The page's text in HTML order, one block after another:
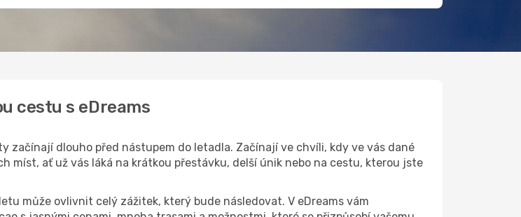
cestu s eDreams
začínají dlouho před nástupem do letadla. Začínají ve chvíli, kdy ve vás dané
míst, ať už vás láká na krátkou přestávku, delší únik nebo na cestu, kterou jste
může ovlivnit celý zážitek, který bude následovat. V eDreams vám